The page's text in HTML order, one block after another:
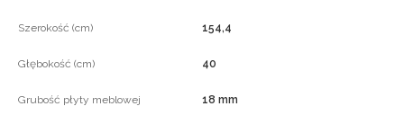
Szerokość (cm) 154,4
Głębokość (cm) 40
Grubość płyty meblowej 18 mm